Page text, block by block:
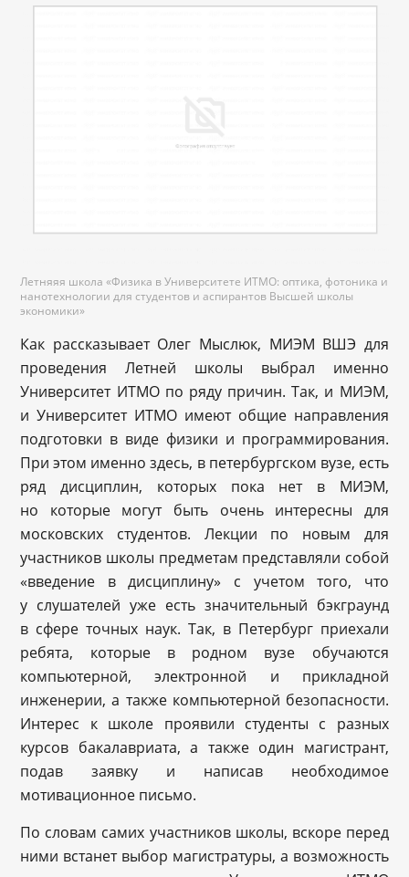
Летняяя школа «Физика в Университете ИТМО: оптика, фотоника и
нанотехнологии для студентов и аспирантов Высшей школы
экономики»
Как рассказывает Олег Мыслюк, МИЭМ ВШЭ для
проведения Летней школы выбрал именно
Университет ИТМО по ряду причин. Так, и МИЭМ,
и Университет ИТМО имеют общие направления
подготовки в виде физики и программирования.
При этом именно здесь, в петербургском вузе, есть
ряд дисциплин, которых пока нет в МИЭМ,
но которые могут быть очень интересны для
московских студентов. Лекции по новым для
участников школы предметам представляли собой
«введение в дисциплину» с учетом того, что
у слушателей уже есть значительный бэкграунд
в сфере точных наук. Так, в Петербург приехали
ребята, которые в родном вузе обучаются
компьютерной, электронной и прикладной
инженерии, а также компьютерной безопасности.
Интерес к школе проявили студенты с разных
курсов бакалавриата, а также один магистрант,
подав заявку и написав необходимое
мотивационное письмо.
По словам самих участников школы, вскоре перед
ними встанет выбор магистратуры, а возможность